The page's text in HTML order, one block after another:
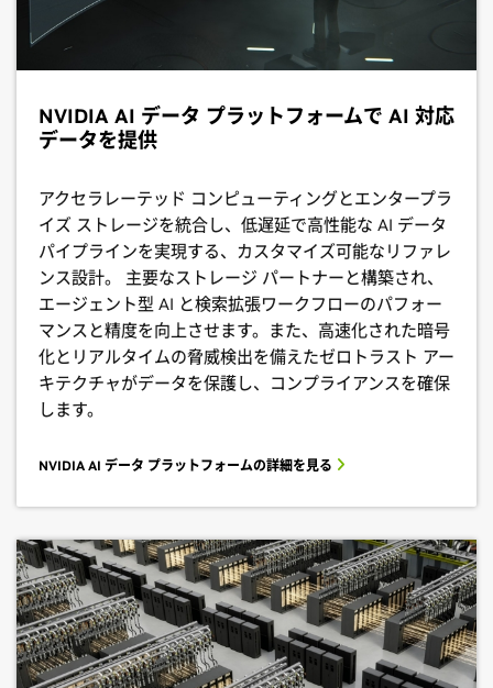
NVIDIA AI データ プラットフォームで AI 対応
データを提供
アクセラレーテッド コンピューティングとエンタープラ
イズ ストレージを統合し、低遅延で高性能な AI データ
パイプラインを実現する、カスタマイズ可能なリファレ
ンス設計。 主要なストレージ パートナーと構築され、
エージェント型 AI と検索拡張ワークフローのパフォー
マンスと精度を向上させます。また、高速化された暗号
化とリアルタイムの脅威検出を備えたゼロトラスト アー
キテクチャがデータを保護し、コンプライアンスを確保
します。
NVIDIA AI データ プラットフォームの詳細を見る